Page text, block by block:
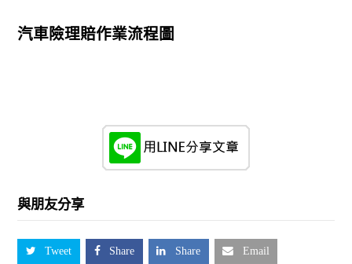
汽車險理賠作業流程圖
與朋友分享
Tweet Share Share Email